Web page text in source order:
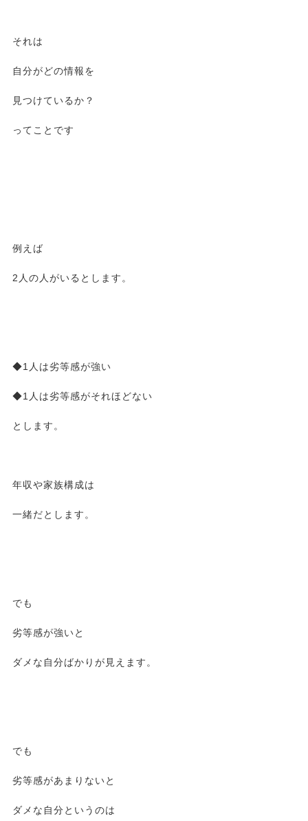
それは
自分がどの情報を
見つけているか？
ってことです
例えば
2人の人がいるとします。
◆1人は劣等感が強い
◆1人は劣等感がそれほどない
とします。
年収や家族構成は
一緒だとします。
でも
劣等感が強いと
ダメな自分ばかりが見えます。
でも
劣等感があまりないと
ダメな自分というのは